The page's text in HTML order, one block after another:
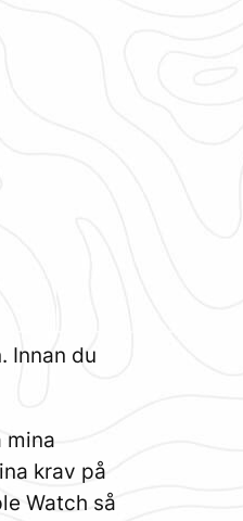
Innan du
mina
krav på
Watch så